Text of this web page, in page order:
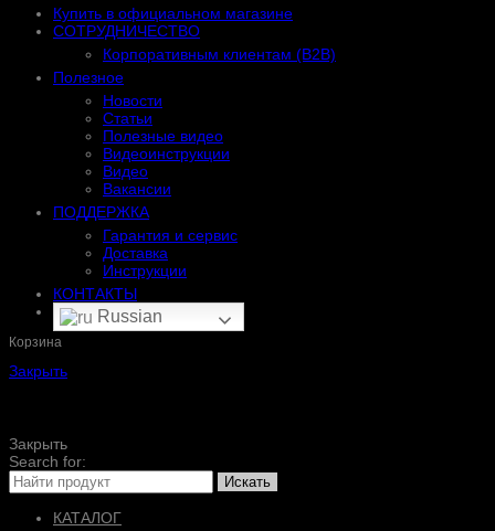
Купить в официальном магазине
СОТРУДНИЧЕСТВО
Корпоративным клиентам (B2B)
Полезное
Новости
Статьи
Полезные видео
Видеоинструкции
Видео
Вакансии
ПОДДЕРЖКА
Гарантия и сервис
Доставка
Инструкции
КОНТАКТЫ
Russian
Корзина
Закрыть
Закрыть
Search for:
Искать
КАТАЛОГ